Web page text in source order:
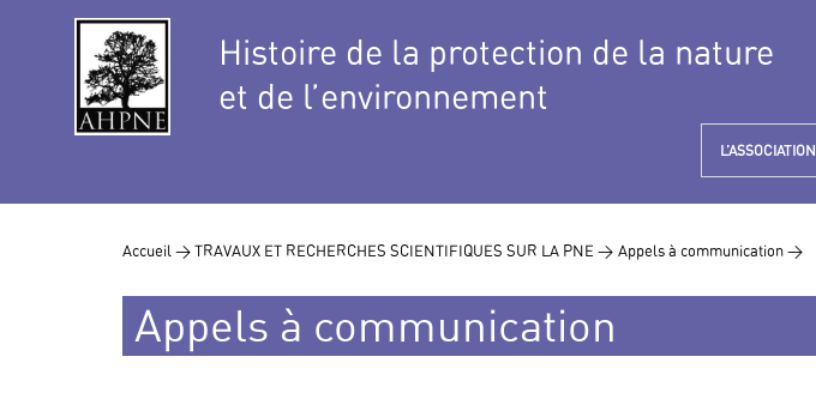
Histoire de la protection de la nature
et de l’environnement
L’ASSOCIATION
Accueil >TRAVAUX ET RECHERCHES SCIENTIFIQUES SUR LA PNE > Appels à communication >
Appels à communication